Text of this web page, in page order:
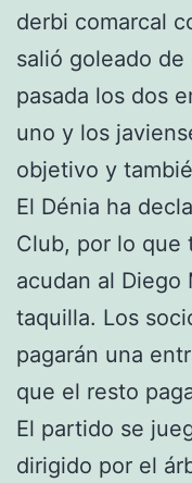
derbi comarcal
salió goleado de
pasada los dos
uno y los
objetivo y
El Dénia ha
Club, por lo que
acudan al Diego
taquilla. Los
pagarán una
que el resto
El partido se
dirigido por el